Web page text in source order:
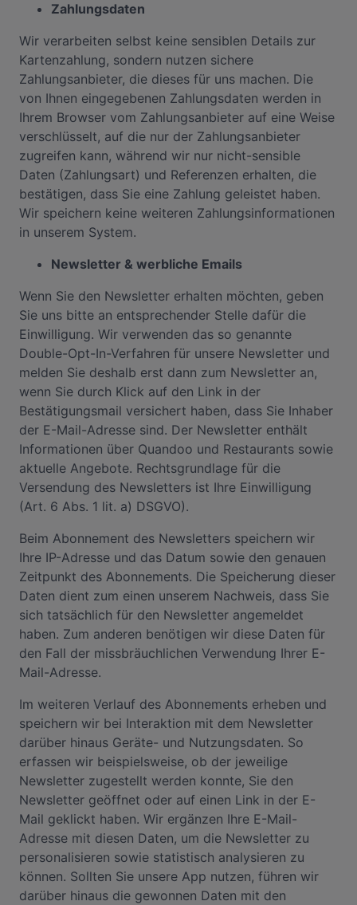
Zahlungsdaten
Wir verarbeiten selbst keine sensiblen Details zur
Kartenzahlung, sondern nutzen sichere
Zahlungsanbieter, die dieses für uns machen. Die
von Ihnen eingegebenen Zahlungsdaten werden in
Ihrem Browser vom Zahlungsanbieter auf eine Weise
verschlüsselt, auf die nur der Zahlungsanbieter
zugreifen kann, während wir nur nicht-sensible
Daten (Zahlungsart) und Referenzen erhalten, die
bestätigen, dass Sie eine Zahlung geleistet haben.
Wir speichern keine weiteren Zahlungsinformationen
in unserem System.
Newsletter & werbliche Emails
Wenn Sie den Newsletter erhalten möchten, geben
Sie uns bitte an entsprechender Stelle dafür die
Einwilligung. Wir verwenden das so genannte
Double-Opt-In-Verfahren für unsere Newsletter und
melden Sie deshalb erst dann zum Newsletter an,
wenn Sie durch Klick auf den Link in der
Bestätigungsmail versichert haben, dass Sie Inhaber
der E-Mail-Adresse sind. Der Newsletter enthält
Informationen über Quandoo und Restaurants sowie
aktuelle Angebote. Rechtsgrundlage für die
Versendung des Newsletters ist Ihre Einwilligung
(Art. 6 Abs. 1 lit. a) DSGVO).
Beim Abonnement des Newsletters speichern wir
Ihre IP-Adresse und das Datum sowie den genauen
Zeitpunkt des Abonnements. Die Speicherung dieser
Daten dient zum einen unserem Nachweis, dass Sie
sich tatsächlich für den Newsletter angemeldet
haben. Zum anderen benötigen wir diese Daten für
den Fall der missbräuchlichen Verwendung Ihrer E-
Mail-Adresse.
Im weiteren Verlauf des Abonnements erheben und
speichern wir bei Interaktion mit dem Newsletter
darüber hinaus Geräte- und Nutzungsdaten. So
erfassen wir beispielsweise, ob der jeweilige
Newsletter zugestellt werden konnte, Sie den
Newsletter geöffnet oder auf einen Link in der E-
Mail geklickt haben. Wir ergänzen Ihre E-Mail-
Adresse mit diesen Daten, um die Newsletter zu
personalisieren sowie statistisch analysieren zu
können. Sollten Sie unsere App nutzen, führen wir
darüber hinaus die gewonnen Daten mit den